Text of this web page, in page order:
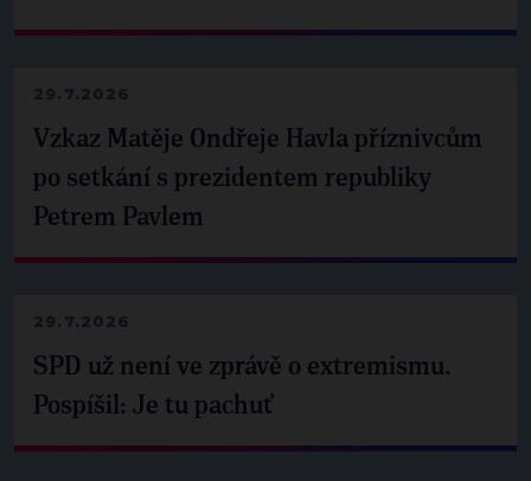
29.7.2026
Vzkaz Matěje Ondřeje Havla příznivcům
po setkání s prezidentem republiky
Petrem Pavlem
29.7.2026
SPD už není ve zprávě o extremismu.
Pospíšil: Je tu pachuť